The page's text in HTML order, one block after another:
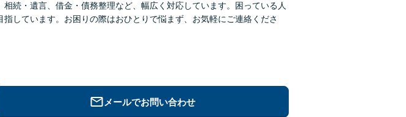
相続・遺言、借金・債務整理など、幅広く対応しています。困っている人
しています。お困りの際はおひとりで悩まず、お気軽にご連絡くださ
メールでお問い合わせ